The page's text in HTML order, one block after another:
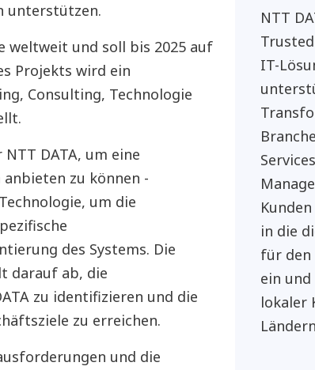
unterstützen.
weltweit und soll bis 2025 auf
Projekts wird ein
Consulting, Technologie
DATA, um eine
anbieten zu können -
um die
des Systems. Die
darauf ab, die
zu identifizieren und die
zu erreichen.
und die
NTT
IT-
in die
für den
ein
lokaler